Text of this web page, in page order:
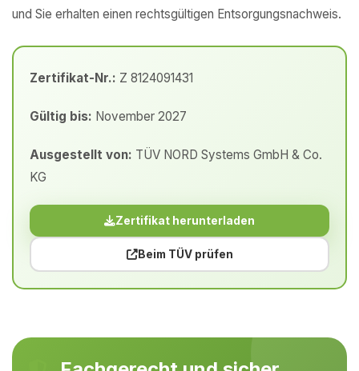
und Sie erhalten einen rechtsgültigen Entsorgungsnachweis.
Zertifikat-Nr.: Z 8124091431
Gültig bis: November 2027
Ausgestellt von: TÜV NORD Systems GmbH & Co.
KG
Zertifikat herunterladen
Beim TÜV prüfen